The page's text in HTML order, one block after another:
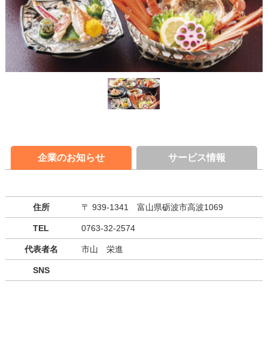
企業のお知らせ サービス情報
住所 〒 939-1341 富山県砺波市高波1069
TEL 0763-32-2574
代表者名 市山 栄進
SNS